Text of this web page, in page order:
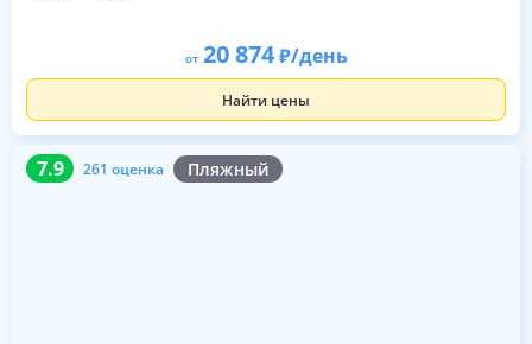
от 20 874 /день
Найти цены
7.9 261 оценка Пляжный
7.9 261 оценка